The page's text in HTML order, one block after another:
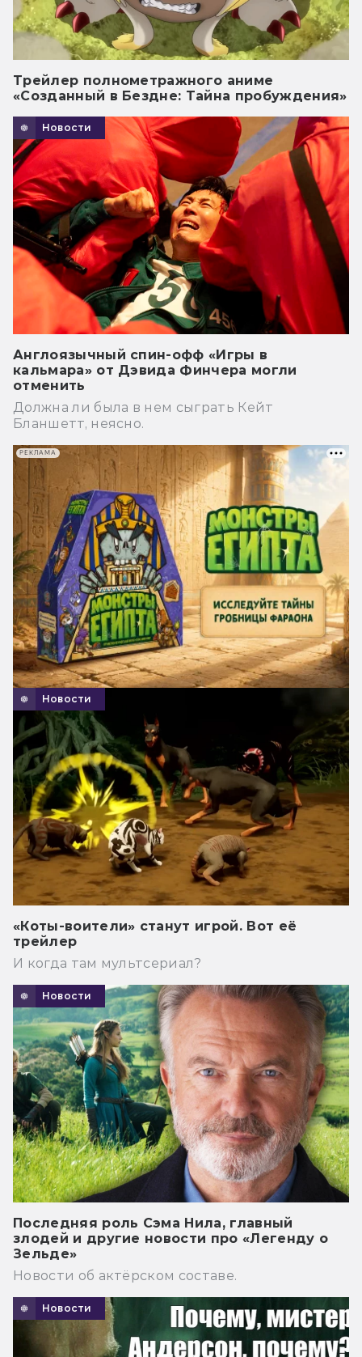
Трейлер полнометражного аниме
«Созданный в Бездне: Тайна пробуждения»
Новости
Англоязычный спин-офф «Игры в
кальмара» от Дэвида Финчера могли
отменить
Должна ли была в нем сыграть Кейт
Бланшетт, неясно.
Новости
«Коты-воители» станут игрой. Вот её
трейлер
И когда там мультсериал?
Новости
Последняя роль Сэма Нила, главный
злодей и другие новости про «Легенду о
Зельде»
Новости об актёрском составе.
Новости
РЕКЛАМА